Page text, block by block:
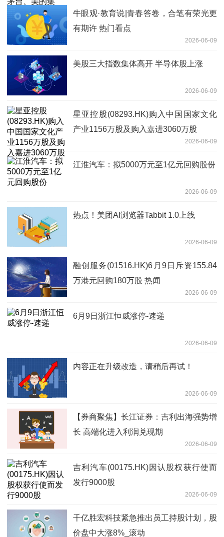
牛眼观·教育说|青春答卷，合笔有荣光更
有期许 热门看点
2026-06-09
美股三大指数集体高开 半导体股上涨
2026-06-09
星亚控股(08293.HK)购入中国国家文化
产业1156万股及购入嘉进3060万股
2026-06-09
江淮汽车：拟5000万元至1亿元回购股份
2026-06-09
热点！美团AI浏览器Tabbit 1.0上线
2026-06-09
融创服务(01516.HK)6月9日斥资155.84
万港元回购180万股 热闻
2026-06-09
6月9日浙江恒威涨停-速递
2026-06-09
内容正在升级改造，请稍后再试！
2026-06-09
【券商聚焦】长江证券：吉利出海强势增
长 高端化进入利润兑现期
2026-06-09
吉利汽车(00175.HK)因认股权获行使而
发行9000股
2026-06-09
千亿胜宏科技紧急推出员工持股计划，股
价盘中大涨8%_滚动